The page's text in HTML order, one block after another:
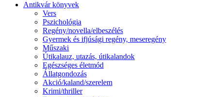
Antikvár könyvek
Vers
Pszichológia
Regény/novella/elbeszélés
Gyermek és ifjúsági regény, meseregény
Műszaki
Útikalauz, utazás, útikalandok
Egészséges életmód
Állatgondozás
Akció/kaland/szerelem
Krimi/thriller